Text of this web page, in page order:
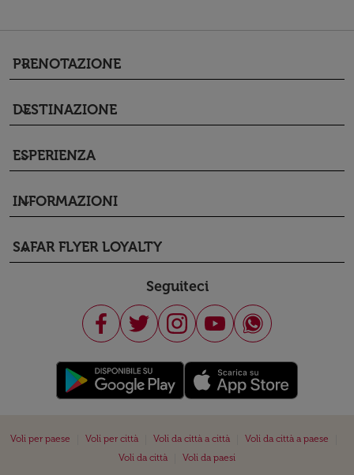
PRENOTAZIONE
keyboard_arrow_down
DESTINAZIONE
keyboard_arrow_down
ESPERIENZA
keyboard_arrow_down
INFORMAZIONI
keyboard_arrow_down
SAFAR FLYER LOYALTY
keyboard_arrow_down
Seguiteci
Voli per paese Voli per città Voli da città a città Voli da città a paese
Voli da città
Voli da paesi